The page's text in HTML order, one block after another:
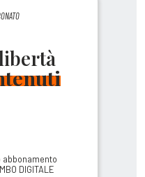
DIGITALE